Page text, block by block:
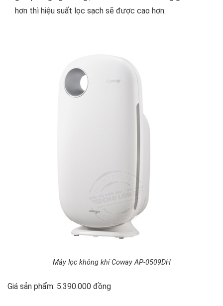
hơn thì hiệu suất lọc sạch sẽ được cao hơn.
Máy lọc không khí Coway AP-0509DH
Giá sản phẩm: 5.390.000 đồng